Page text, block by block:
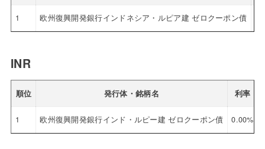
1 欧州復興開発銀行インドネシア・ルピア建 ゼロクーポン債
INR
順位 発行体・銘柄名 利率
1 欧州復興開発銀行インド・ルピー建 ゼロクーポン債 0.00%